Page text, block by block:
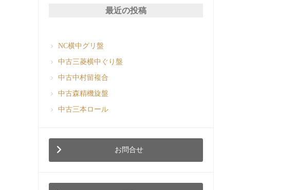
最近の投稿
NC横中グリ盤
中古三菱横中ぐり盤
中古中村留複合
中古森精機旋盤
中古三本ロール
お問合せ